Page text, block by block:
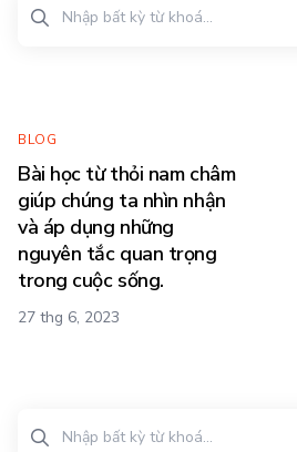
BLOG
Bài học từ thỏi nam châm
giúp chúng ta nhìn nhận
và áp dụng những
nguyên tắc quan trọng
trong cuộc sống.
27 thg 6, 2023